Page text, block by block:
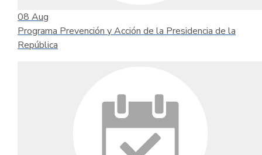
08 Aug
Programa Prevención y Acción de la Presidencia de la
República